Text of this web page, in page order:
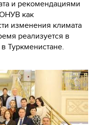
и рекомендациями
как
изменения климата
реализуется в
Туркменистане.